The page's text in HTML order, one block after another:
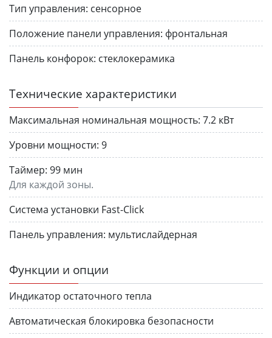
Тип управления: сенсорное
Положение панели управления: фронтальная
Панель конфорок: стеклокерамика
Технические характеристики
Максимальная номинальная мощность: 7.2 кВт
Уровни мощности: 9
Таймер: 99 мин
Для каждой зоны.
Система установки Fast-Click
Панель управления: мультислайдерная
Функции и опции
Индикатор остаточного тепла
Автоматическая блокировка безопасности